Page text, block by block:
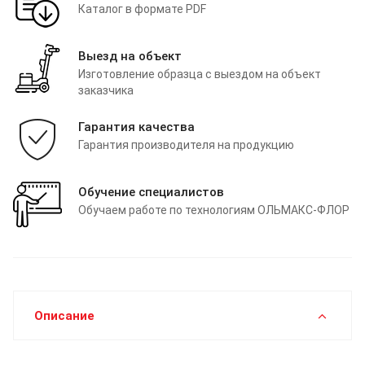
Каталог в формате PDF
Выезд на объект
Изготовление образца с выездом на объект
заказчика
Гарантия качества
Гарантия производителя на продукцию
Обучение специалистов
Обучаем работе по технологиям ОЛЬМАКС-ФЛОР
Описание